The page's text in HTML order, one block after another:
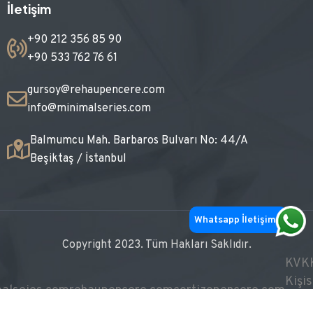
İletişim
+90 212 356 85 90
+90 533 762 76 61
gursoy@rehaupencere.com
info@minimalseries.com
Balmumcu Mah. Barbaros Bulvarı No: 44/A
Beşiktaş / İstanbul
Copyright 2023. Tüm Hakları Saklıdır.
rehaupencere.comcortizopencere.com
Whatsapp İletişim